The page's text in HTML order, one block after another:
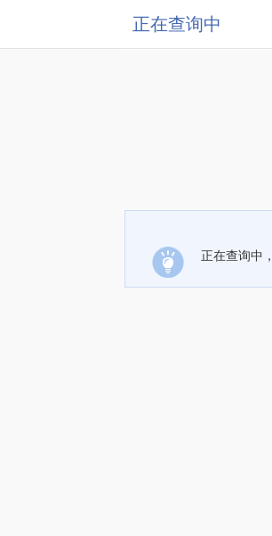
正在查询中
正在查询中